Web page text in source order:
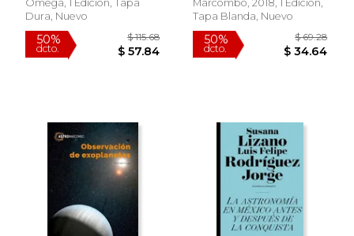
Omega, 1 Edición, Tapa
Dura, Nuevo
Marcombo, 2018, 1 Edición,
Tapa Blanda, Nuevo